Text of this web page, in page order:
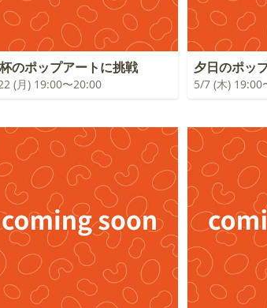
のポップアートに挑戦
(月) 19:00〜20:00
夕日のポッ
5/7 (木) 19:00